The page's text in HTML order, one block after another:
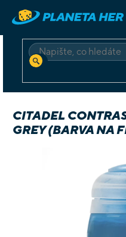
obsah
HLEDAT
CITADEL
GREY (BARVA NA